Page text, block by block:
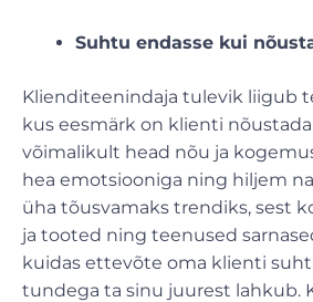
Suhtu endasse kui
Klienditeenindaja tulevik liigub
kus eesmärk on klienti
võimalikult head nõu ja
hea emotsiooniga ning hiljem
üha tõusvamaks trendiks, sest
ja tooted ning teenused
kuidas ettevõte oma klienti
tundega ta sinu juurest lahkub.